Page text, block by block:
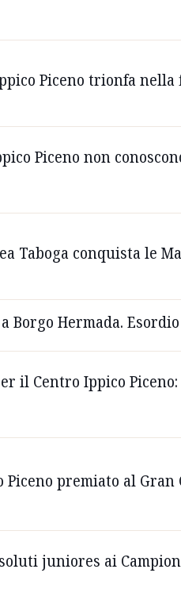
Piceno trionfa
Piceno non
Taboga conquista le
Hermada.
il Centro Ippico
premiato al Gran
juniores ai